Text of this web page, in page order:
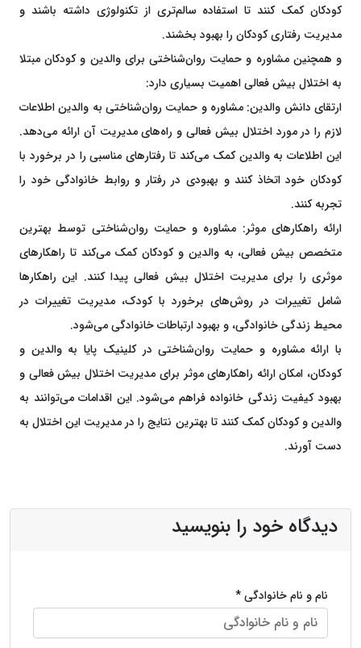
کودکان کمک کنند تا استفاده سالم‌تری از تکنولوژی داشته باشند و
مدیریت رفتاری کودکان را بهبود بخشند.
و همچنین مشاوره و حمایت روان‌شناختی برای والدین و کودکان مبتلا
به اختلال بیش فعالی اهمیت بسیاری دارد:
ارتقای دانش والدین: مشاوره و حمایت روان‌شناختی به والدین اطلاعات
لازم را در مورد اختلال بیش فعالی و راه‌های مدیریت آن ارائه می‌دهد.
این اطلاعات به والدین کمک می‌کند تا رفتارهای مناسبی را در برخورد با
کودکان خود اتخاذ کنند و بهبودی در رفتار و روابط خانوادگی خود را
تجربه کنند.
ارائه راهکارهای موثر: مشاوره و حمایت روان‌شناختی توسط بهترین
متخصص بیش فعالی، به والدین و کودکان کمک می‌کند تا راهکارهای
موثری را برای مدیریت اختلال بیش فعالی پیدا کنند. این راهکارها
شامل تغییرات در روش‌های برخورد با کودک، مدیریت تغییرات در
محیط زندگی خانوادگی، و بهبود ارتباطات خانوادگی می‌شود.
با ارائه مشاوره و حمایت روان‌شناختی در کلینیک پایا به والدین و
کودکان، امکان ارائه راهکارهای موثر برای مدیریت اختلال بیش فعالی و
بهبود کیفیت زندگی خانواده فراهم می‌شود. این اقدامات می‌توانند به
والدین و کودکان کمک کنند تا بهترین نتایج را در مدیریت این اختلال به
دست آورند.
دیدگاه خود را بنویسید
نام و نام خانوادگی *